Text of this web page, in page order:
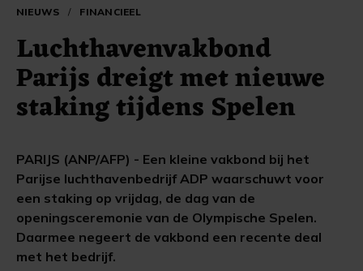
NIEUWS / FINANCIEEL
Luchthavenvakbond
Parijs dreigt met nieuwe
staking tijdens Spelen
PARIJS (ANP/AFP) - Een kleine vakbond bij het
Parijse luchthavenbedrijf ADP waarschuwt voor
een staking op vrijdag, de dag van de
openingsceremonie van de Olympische Spelen.
Daarmee negeert de vakbond een recente deal
met het bedrijf.